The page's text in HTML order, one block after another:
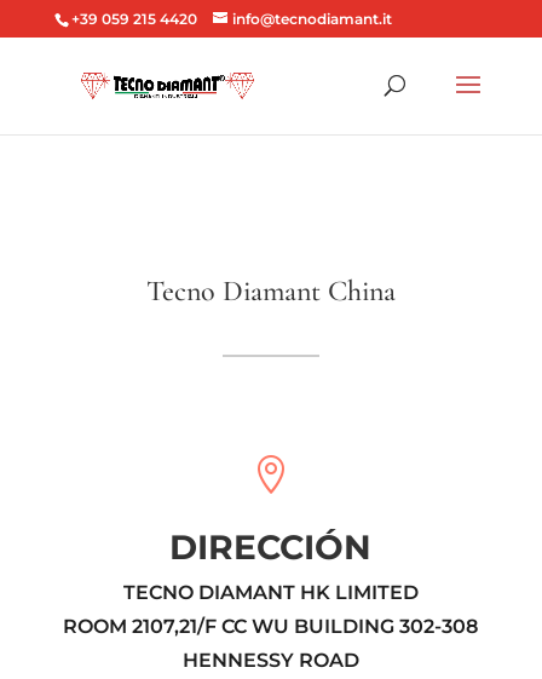
+39 059 215 4420 info@tecnodiamant.it
Tecno Diamant China

DIRECCIÓN
TECNO DIAMANT HK LIMITED
ROOM 2107,21/F CC WU BUILDING 302-308
HENNESSY ROAD